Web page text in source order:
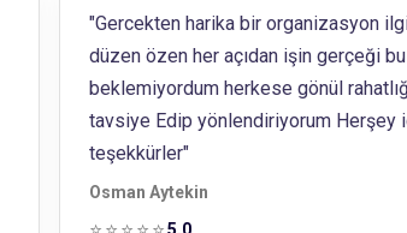
"Gercekten harika bir organizasyon
düzen özen her açıdan işin gerçeği
beklemiyordum herkese gönül
tavsiye Edip yönlendiriyorum Herşey
teşekkürler"
Osman Aytekin